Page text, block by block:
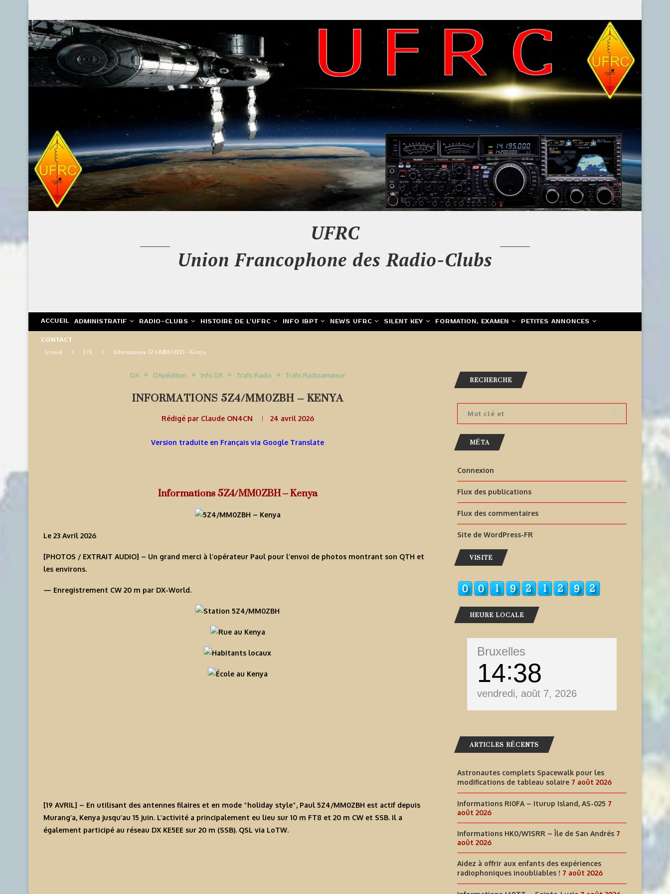
UFRC
Union Francophone des Radio-Clubs
ACCUEIL ADMINISTRATIF RADIO-CLUBS HISTOIRE DE L’UFRC INFO IBPT NEWS UFRC SILENT KEY FORMATION, EXAMEN PETITES ANNONCES
CONTACT
Accueil DX Informations 5Z4/MM0ZBH – Kenya
DX DXpédition Info DX Trafic Radio Trafic Radioamateur
INFORMATIONS 5Z4/MM0ZBH – KENYA
Rédigé par Claude ON4CN 24 avril 2026
Version traduite en Français via Google Translate
Informations 5Z4/MM0ZBH – Kenya
Le 23 Avril 2026
[PHOTOS / EXTRAIT AUDIO] – Un grand merci à l’opérateur Paul pour l’envoi de photos montrant son QTH et
les environs.
— Enregistrement CW 20 m par DX-World.
[19 AVRIL] – En utilisant des antennes filaires et en mode “holiday style”, Paul 5Z4/MM0ZBH est actif depuis
Murang’a, Kenya jusqu’au 15 juin. L’activité a principalement eu lieu sur 10 m FT8 et 20 m CW et SSB. Il a
également participé au réseau DX KE5EE sur 20 m (SSB). QSL via LoTW.
RECHERCHE
MÉTA
Connexion
Flux des publications
Flux des commentaires
Site de WordPress-FR
VISITE
HEURE LOCALE
Bruxelles
14 38
vendredi, août 7, 2026
ARTICLES RÉCENTS
Astronautes complets Spacewalk pour les
modifications de tableau solaire 7 août 2026
Informations RI0FA – Iturup Island, AS-025 7
août 2026
Informations HK0/W1SRR – Île de San Andrés 7
août 2026
Aidez à offrir aux enfants des expériences
radiophoniques inoubliables ! 7 août 2026